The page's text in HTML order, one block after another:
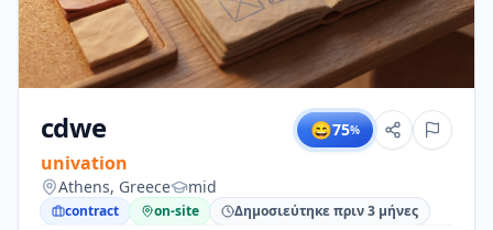
cdwe
univation
😄75%
Athens, Greece mid
contract on-site Δημοσιεύτηκε πριν 3 μήνες